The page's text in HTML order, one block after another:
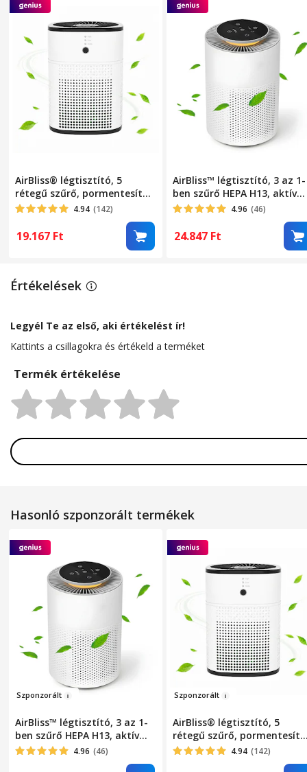
Tápfeszültség
Sebesség fokozatok
Légáramlás
Vezérlőpanel típusa
Zajszint
MÉRETEK
Magasság
Szélesség
Súly
AirBliss® légtisztító, 5
rétegű szűrő, pormentesítő,
HEPA, baktériumellenes,
aktív szén, hidegkatalizátor,
aromaterápiás diffúzor, akár
20 nm-ig tisztít, 3 üzemmód,
hordozható, néma, Fehér
4.94 (142)
19.167 Ft
AirBliss™ légtisztító, 3 az 1-
ben szűrő HEPA H13, aktív
szén, előszűrő, por elleni,
hangulatvilágítás,
érintőképernyő, 3
4.96 (46)
24.847 Ft
Értékelések
Legyél Te az első, aki értékelést ír!
Kattints a csillagokra és értékeld a terméket
Termék értékelése
Hasonló szponzorált termékek
Szponzorált
AirBliss™ légtisztító, 3 az 1-
ben szűrő HEPA H13, aktív
szén, előszűrő, por elleni,
4.96 (46)
Szponzorált
AirBliss® légtisztító, 5
rétegű szűrő,
HEPA, baktériumellenes,
aktív szén,
4.94 (142)